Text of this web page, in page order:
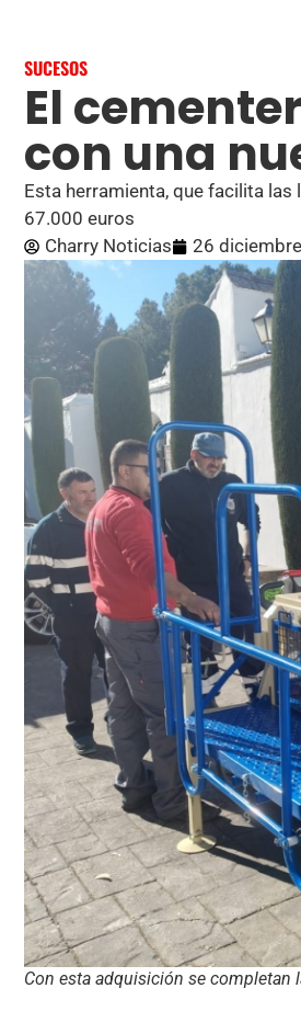
SUCESOS
El
con una
Esta herramienta, que facilita
67.000 euros
Charry Noticias
26
Con esta adquisición se